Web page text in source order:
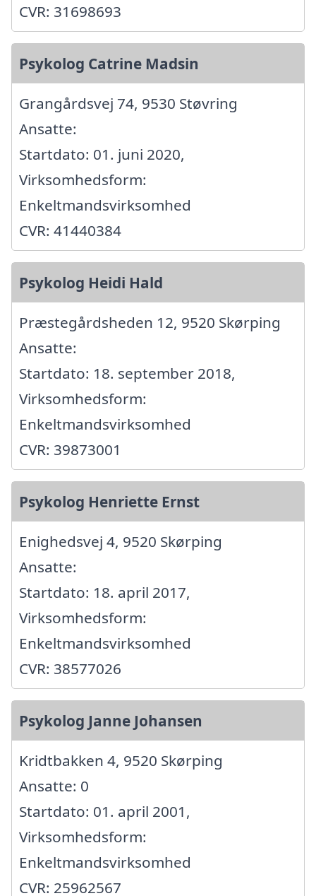
CVR: 31698693
Psykolog Catrine Madsin
Grangårdsvej 74, 9530 Støvring
Ansatte:
Startdato: 01. juni 2020,
Virksomhedsform:
Enkeltmandsvirksomhed
CVR: 41440384
Psykolog Heidi Hald
Præstegårdsheden 12, 9520 Skørping
Ansatte:
Startdato: 18. september 2018,
Virksomhedsform:
Enkeltmandsvirksomhed
CVR: 39873001
Psykolog Henriette Ernst
Enighedsvej 4, 9520 Skørping
Ansatte:
Startdato: 18. april 2017,
Virksomhedsform:
Enkeltmandsvirksomhed
CVR: 38577026
Psykolog Janne Johansen
Kridtbakken 4, 9520 Skørping
Ansatte: 0
Startdato: 01. april 2001,
Virksomhedsform:
Enkeltmandsvirksomhed
CVR: 25962567